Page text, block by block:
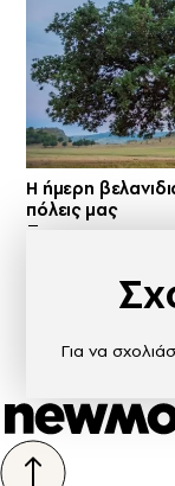
Η ήμερη
πόλεις μας
Για να